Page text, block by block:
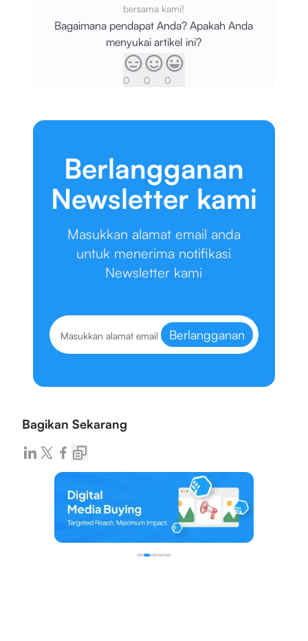
bersama kami!
Bagaimana pendapat Anda? Apakah Anda
menyukai artikel ini?
0 0 0
Berlangganan
Newsletter kami
Masukkan alamat email anda
untuk menerima notifikasi
Newsletter kami
Berlangganan
Bagikan Sekarang